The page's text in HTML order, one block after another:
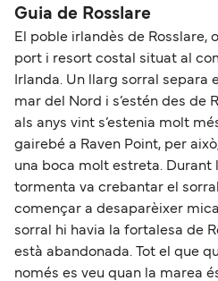
Guia de Rosslare
El poble irlandès de Rosslare,
port i resort costal situat al
Irlanda. Un llarg sorral separa
mar del Nord i s’estén des de
als anys vint s’estenia molt
gairebé a Raven Point, per
una boca molt estreta. Durant
tormenta va crebantar el
començar a desaparèixer
sorral hi havia la fortalesa de
està abandonada. Tot el que
només es veu quan la marea